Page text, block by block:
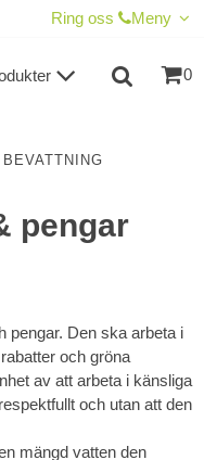
Ring oss Meny
0
BEVATTNING
pengar
pengar. Den ska arbeta i
och gröna
av att arbeta i känsliga
och utan att den
mängd vatten den
TILL KASSAN